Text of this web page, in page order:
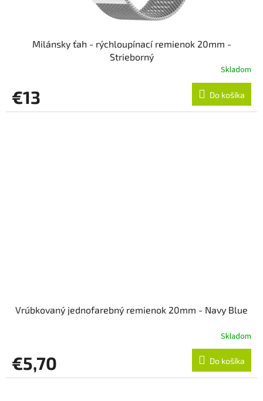
Milánsky ťah - rýchloupínací remienok 20mm -
Strieborný
Skladom
€13 Do košíka
Vrúbkovaný jednofarebný remienok 20mm - Navy Blue
Skladom
€5,70 Do košíka